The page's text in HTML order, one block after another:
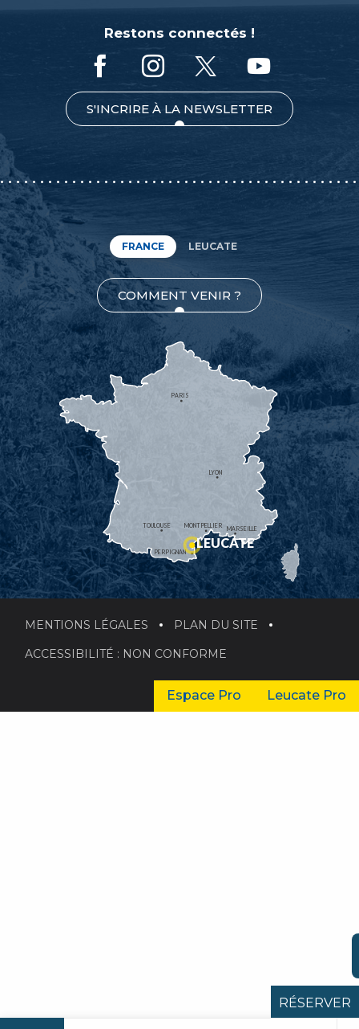
Restons connectés !
S'INCRIRE À LA NEWSLETTER
FRANCE LEUCATE
COMMENT VENIR ?
MONTPELLIER
PERPIGNAN
MARSEILLE
TOULOUSE
LYON
PARIS
LEUCATE
MENTIONS LÉGALES PLAN DU SITE
ACCESSIBILITÉ : NON CONFORME
Espace Pro Leucate Pro
RÉSERVER